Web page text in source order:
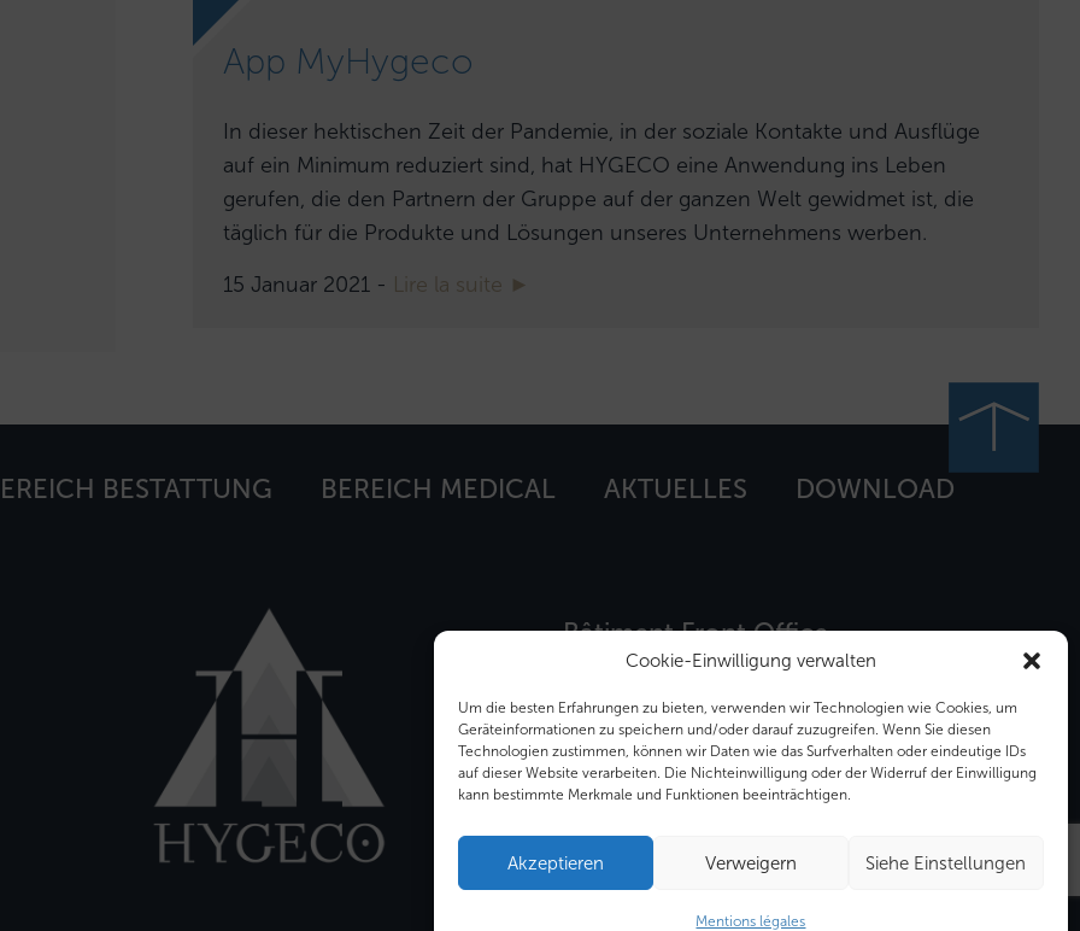
Cookie-Einwilligung verwalten
Um die besten Erfahrungen zu bieten, verwenden wir Technologien wie Cookies, um
Geräteinformationen zu speichern und/oder darauf zuzugreifen. Wenn Sie diesen
Technologien zustimmen, können wir Daten wie das Surfverhalten oder eindeutige IDs
auf dieser Website verarbeiten. Die Nichteinwilligung oder der Widerruf der Einwilligung
kann bestimmte Merkmale und Funktionen beeinträchtigen.
Akzeptieren Verweigern Siehe Einstellungen
Mentions légales
App MyHygeco
In dieser hektischen Zeit der Pandemie, in der soziale Kontakte und Ausflüge
auf ein Minimum reduziert sind, hat HYGECO eine Anwendung ins Leben
gerufen, die den Partnern der Gruppe auf der ganzen Welt gewidmet ist, die
täglich für die Produkte und Lösungen unseres Unternehmens werben.
15 Januar 2021 - Lire la suite ►
BESTATTUNG BEREICH MEDICAL AKTUELLES DOWNLOAD
Bâtiment Front Office
12-16 rue Sarah Bernhardt
92600 ASNIERES SUR SEINE
Tel. : +33 (0) 1 34 53 40 60
Email : info@hygeco.com